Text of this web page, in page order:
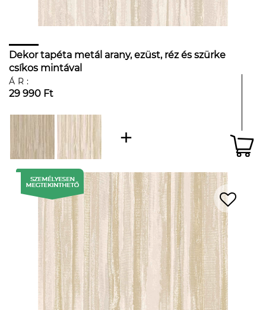
Dekor tapéta metál arany, ezüst, réz és szürke
csíkos mintával
ÁR:
29 990 Ft